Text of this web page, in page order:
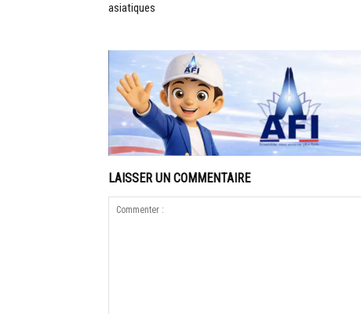
asiatiques
LAISSER UN COMMENTAIRE